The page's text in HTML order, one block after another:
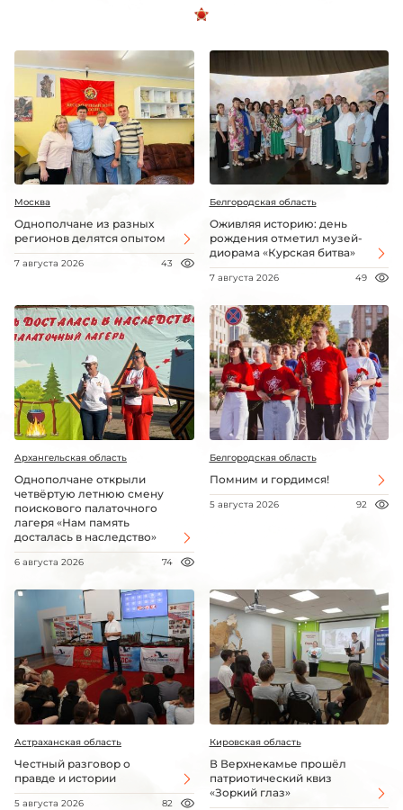
Москва
Однополчане из разных
регионов делятся опытом
7 августа 2026 43
Белгородская область
Оживляя историю: день
рождения отметил музей-
диорама «Курская битва»
7 августа 2026 49
Архангельская область
Однополчане открыли
четвёртую летнюю смену
поискового палаточного
лагеря «Нам память
досталась в наследство»
6 августа 2026 74
Белгородская область
Помним и гордимся!
5 августа 2026 92
Астраханская область
Честный разговор о
правде и истории
5 августа 2026 82
Кировская область
В Верхнекамье прошёл
патриотический квиз
«Зоркий глаз»